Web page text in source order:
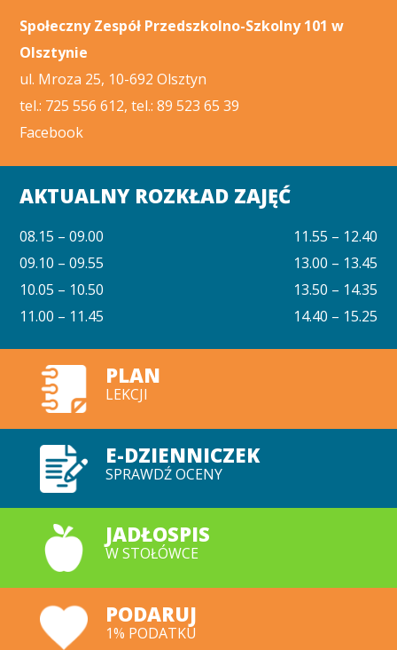
Społeczny Zespół Przedszkolno-Szkolny 101 w
Olsztynie
ul. Mroza 25, 10-692 Olsztyn
tel.: 725 556 612, tel.: 89 523 65 39
Facebook
AKTUALNY ROZKŁAD ZAJĘĆ
08.15 – 09.00
09.10 – 09.55
10.05 – 10.50
11.00 – 11.45
11.55 – 12.40
13.00 – 13.45
13.50 – 14.35
14.40 – 15.25
PLAN
LEKCJI
E-DZIENNICZEK
SPRAWDŹ OCENY
JADŁOSPIS
W STOŁÓWCE
PODARUJ
1% PODATKU